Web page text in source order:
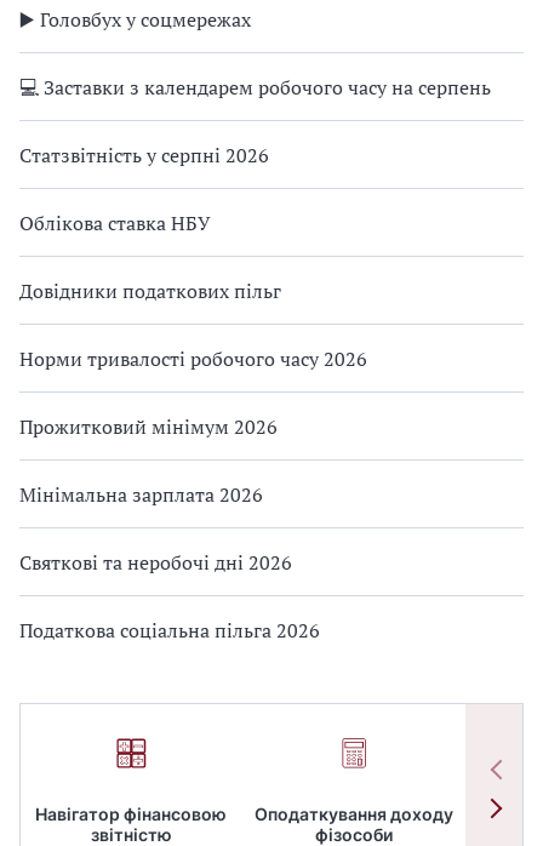
▶️ Головбух у соцмережах
💻 Заставки з календарем робочого часу на серпень
Статзвітність у серпні 2026
Облікова ставка НБУ
Довідники податкових пільг
Норми тривалості робочого часу 2026
Прожитковий мінімум 2026
Мінімальна зарплата 2026
Святкові та неробочі дні 2026
Податкова соціальна пільга 2026
Навігатор фінансовою
звітністю
Оподаткування доходу
фізособи